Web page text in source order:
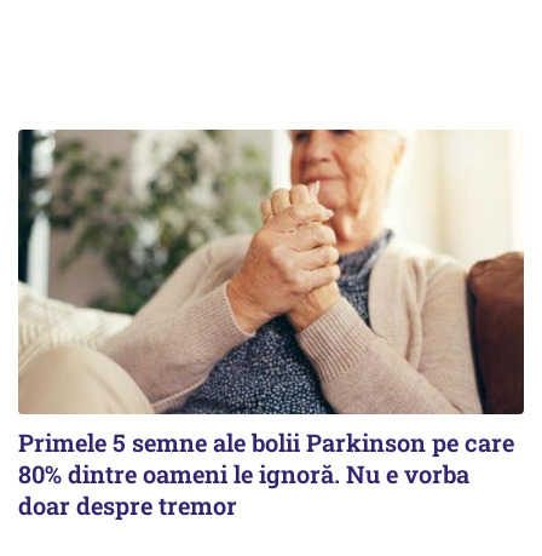
Primele 5 semne ale bolii Parkinson pe care
80% dintre oameni le ignoră. Nu e vorba
doar despre tremor